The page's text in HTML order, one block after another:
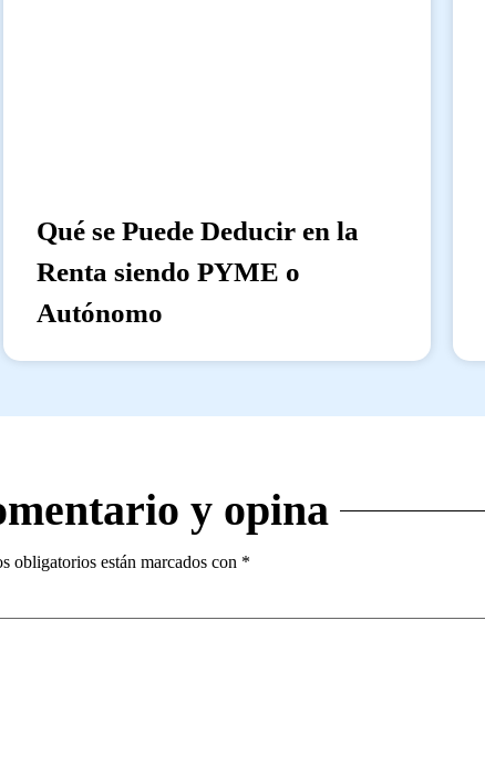
Qué se Puede Deducir en la
Renta siendo PYME o
Autónomo
y opina
obligatorios están marcados con *